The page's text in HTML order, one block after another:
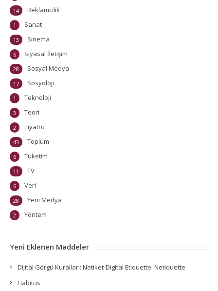
Reklamcılık
14
Sanat
1
Sinema
13
Siyasal İletişim
6
Sosyal Medya
28
Sosyoloji
17
Teknoloji
1
Teori
3
Tiyatro
2
Toplum
43
Tüketim
6
TV
11
Veri
6
Yeni Medya
28
Yöntem
2
Yeni Eklenen Maddeler
Dijital Görgü Kuralları: Netiket-Digital Etiquette: Netiquette
Habitus